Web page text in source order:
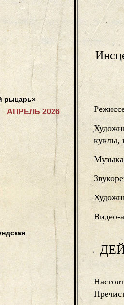
куклы,
Видео-
рыцарь»
АПРЕЛЬ 2026